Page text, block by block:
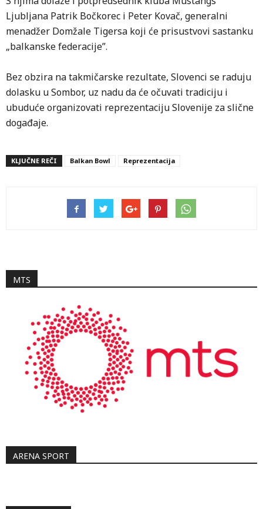
Ljubljana Patrik Bočkorec i Peter Kovač, generalni
menadžer Domžale Tigersa koji će prisustvovi sastanku
„balkanske federacije”.
Bez obzira na takmičarske rezultate, Slovenci se raduju
dolasku u Sombor, uz nadu da će očuvati tradiciju i
ubuduće organizovati reprezentaciju Slovenije za slične
događaje.
KLJUČNE REČI Balkan Bowl Reprezentacija
MTS
ARENA SPORT